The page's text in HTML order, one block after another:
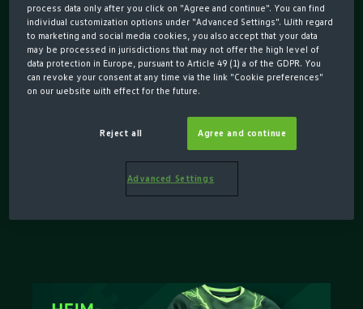
Alltag – mit den aktuellen Jerseys
zeigst du deine Verbundenheit zu
den Wölfen und unterstützt dein
Team in jedem Moment. Entdecke
Auswärtstrikots mit Zinnenwappen
auf der Brust und finde deinen
process data only after you click on "Agree and continue". You can find
individual customization options under "Advanced Settings". With regard
to marketing and social media cookies, you also accept that your data
may be processed in jurisdictions that may not offer the high level of
data protection in Europe, pursuant to Article 49 (1) a of the GDPR. You
can revoke your consent at any time via the link "Cookie preferences"
on our website with effect for the future.
Reject all Agree and continue
Advanced Settings